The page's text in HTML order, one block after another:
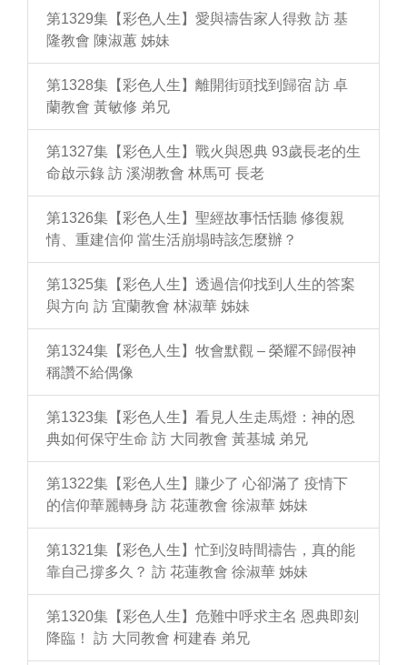
第1329集【彩色人生】愛與禱告家人得救 訪 基
隆教會 陳淑蕙 姊妹
第1328集【彩色人生】離開街頭找到歸宿 訪 卓
蘭教會 黃敏修 弟兄
第1327集【彩色人生】戰火與恩典 93歲長老的生
命啟示錄 訪 溪湖教會 林馬可 長老
第1326集【彩色人生】聖經故事恬恬聽 修復親
情、重建信仰 當生活崩塌時該怎麼辦？
第1325集【彩色人生】透過信仰找到人生的答案
與方向 訪 宜蘭教會 林淑華 姊妹
第1324集【彩色人生】牧會默觀 – 榮耀不歸假神
稱讚不給偶像
第1323集【彩色人生】看見人生走馬燈：神的恩
典如何保守生命 訪 大同教會 黃基城 弟兄
第1322集【彩色人生】賺少了 心卻滿了 疫情下
的信仰華麗轉身 訪 花蓮教會 徐淑華 姊妹
第1321集【彩色人生】忙到沒時間禱告，真的能
靠自己撐多久？ 訪 花蓮教會 徐淑華 姊妹
第1320集【彩色人生】危難中呼求主名 恩典即刻
降臨！ 訪 大同教會 柯建春 弟兄